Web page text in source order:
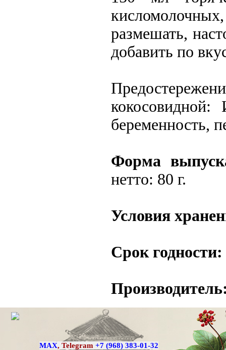
размешать,
добавить по
кокосовидной:
беременность,
Форма
нетто: 80 г.
Условия
Срок годности:
MAX, Telegram +7 (968) 383-01-32